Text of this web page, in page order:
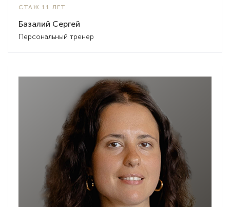
СТАЖ 11 ЛЕТ
Базалий Сергей
Персональный тренер